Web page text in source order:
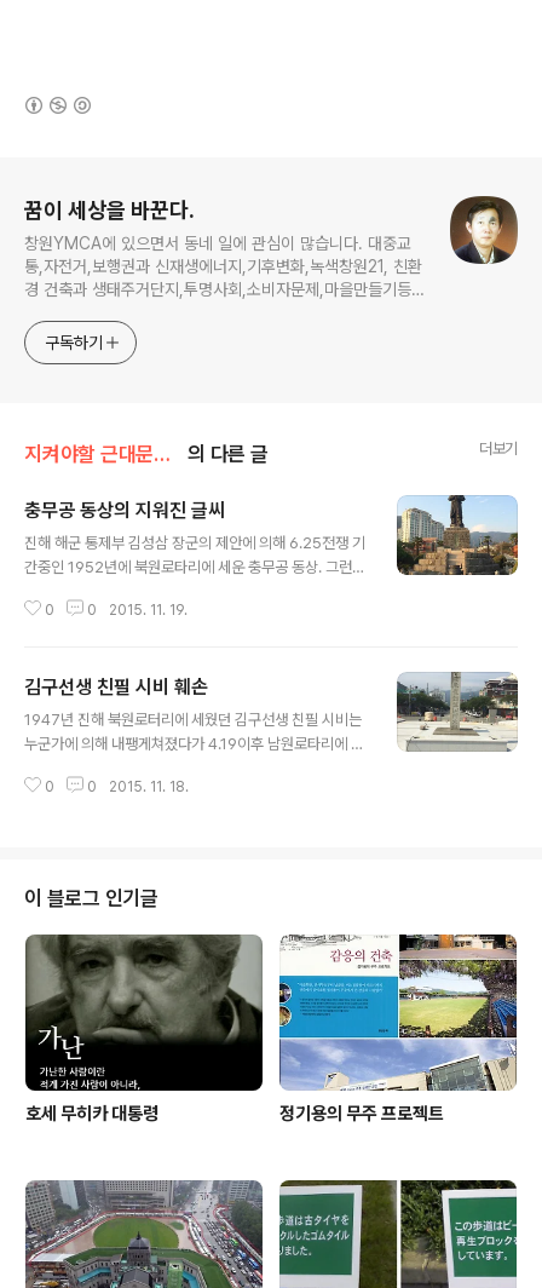
꿈이 세상을 바꾼다.
창원YMCA에 있으면서 동네 일에 관심이 많습니다. 대중교
통,자전거,보행권과 신재생에너지,기후변화,녹색창원21, 친환
경 건축과 생태주거단지,투명사회,소비자문제,마을만들기등...
구독하기
지켜야할 근대문화유산 의 다른 글 더보기
충무공 동상의 지워진 글씨
진해 해군 통제부 김성삼 장군의 제안에 의해 6.25전쟁 기
간중인 1952년에 북원로타리에 세운 충무공 동상. 그런데
는지를 아시는 분은 댓글을 올려주세요. 만나보고 싶어요. ​​​
0 0 2015. 11. 19.
김구선생 친필 시비 훼손
1947년 진해 북원로터리에 세웠던 김구선생 친필 시비는
누군가에 의해 내팽게쳐졌다가 4.19이후 남원로타리에 옮
가 부순지를 아시는 분은 댓글을 님겨주세요. 만나보고 싶
0 0 2015. 11. 18.
이 블로그 인기글
호세 무히카 대통령 정기용의 무주 프로젝트